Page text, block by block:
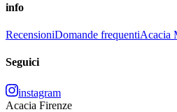
info
RecensioniDomande frequentiAcacia
Seguici
instagram
Acacia Firenze